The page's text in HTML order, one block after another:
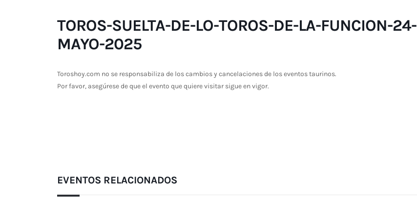
TOROS-SUELTA-DE-LO-TOROS-DE-LA-FUNCION-24-
MAYO-2025
Toroshoy.com no se responsabiliza de los cambios y cancelaciones de los eventos taurinos.
Por favor, asegúrese de que el evento que quiere visitar sigue en vigor.
EVENTOS RELACIONADOS